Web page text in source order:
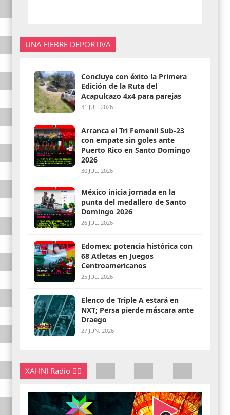
UNA FIEBRE DEPORTIVA
Concluye con éxito la Primera
Edición de la Ruta del
Acapulcazo 4x4 para parejas
31 JUL. 2026
Arranca el Tri Femenil Sub-23
con empate sin goles ante
Puerto Rico en Santo Domingo
2026
30 JUL. 2026
México inicia jornada en la
punta del medallero de Santo
Domingo 2026
26 JUL. 2026
Edomex: potencia histórica con
68 Atletas en Juegos
Centroamericanos
25 JUL. 2026
Elenco de Triple A estará en
NXT; Persa pierde máscara ante
Draego
27 JUN. 2026
XAHNI Radio 👇🏽